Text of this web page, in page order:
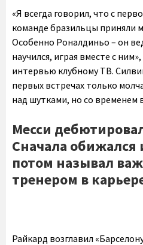
«Я всегда говорил, что с
команде бразильцы приняли
Особенно Роналдиньо – он
научился, играя вместе с
интервью клубному ТВ.
первых встречах только
над шутками, но со временем
Месси
Сначала
потом называл
тренером в
Райкард возглавил